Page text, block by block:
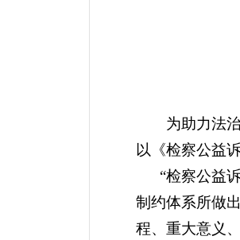
为助力法
以《检察公益
“检察公益
制约体系所做
程、重大意义